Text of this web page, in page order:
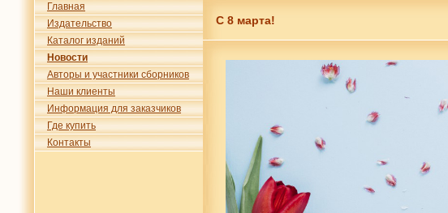
Главная
Издательство
Каталог изданий
Новости
Авторы и участники сборников
Наши клиенты
Информация для заказчиков
Где купить
Контакты
С 8 марта!